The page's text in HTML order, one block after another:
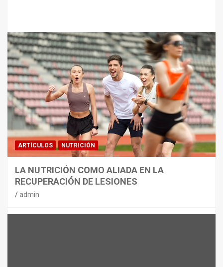
MATERIAL
CON DECATHLON, ESTE VERANO SE
JUEGA EN TRES CAMPOS
admin
ARTÍCULOS NUTRICIÓN
LA NUTRICIÓN COMO ALIADA EN LA
RECUPERACIÓN DE LESIONES
admin